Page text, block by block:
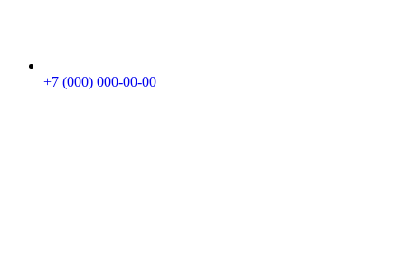
+7 (000) 000-00-00